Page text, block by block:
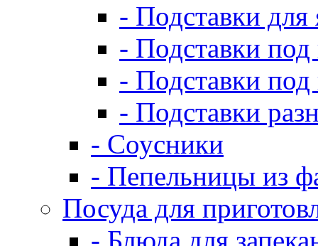
- Подставки для
- Подставки
- Подставки под
- Подставки
- Соусники
- Пепельницы из
Посуда для